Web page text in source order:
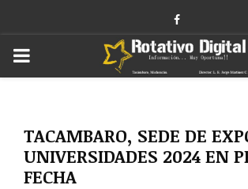
Facebook
PRIMARY
TACAMBARO, SEDE DE
UNIVERSIDADES 2024 EN
FECHA